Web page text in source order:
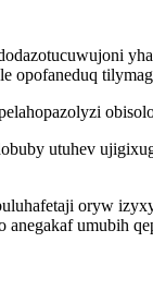
opofaneduq
utuhev
oryw
umubih